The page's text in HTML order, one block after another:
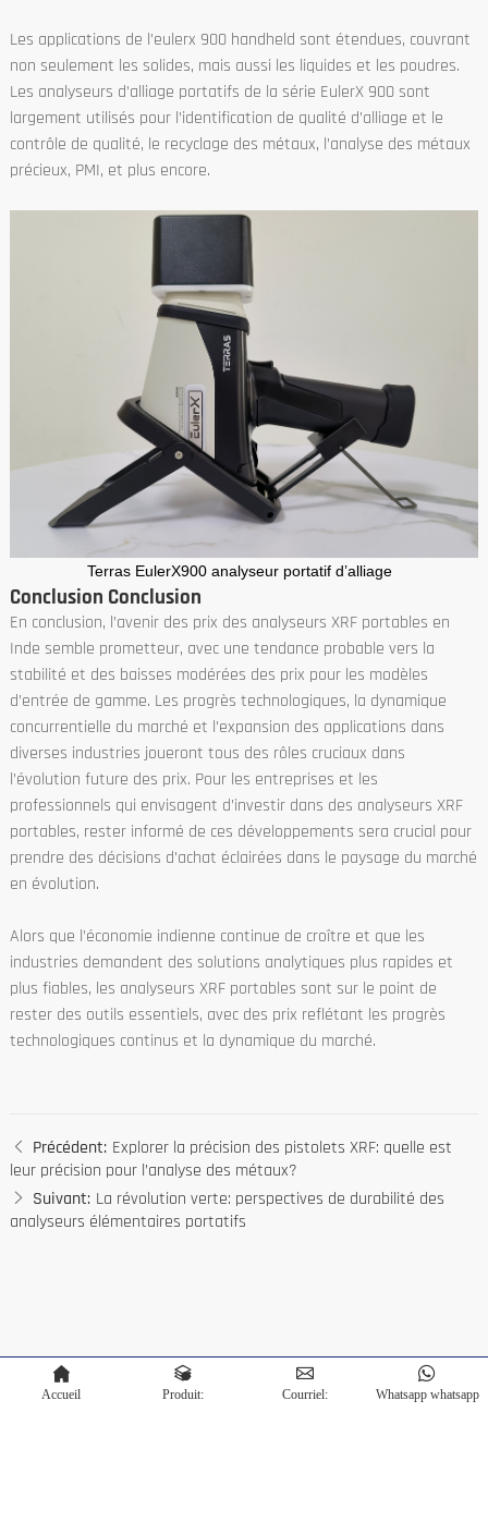
Les applications de l’eulerx 900 handheld sont étendues, couvrant
non seulement les solides, mais aussi les liquides et les poudres.
Les analyseurs d’alliage portatifs de la série EulerX 900 sont
largement utilisés pour l’identification de qualité d’alliage et le
contrôle de qualité, le recyclage des métaux, l’analyse des métaux
précieux, PMI, et plus encore.
Terras EulerX900 analyseur portatif d’alliage
Conclusion Conclusion
En conclusion, l’avenir des prix des analyseurs XRF portables en
Inde semble prometteur, avec une tendance probable vers la
stabilité et des baisses modérées des prix pour les modèles
d’entrée de gamme. Les progrès technologiques, la dynamique
concurrentielle du marché et l’expansion des applications dans
diverses industries joueront tous des rôles cruciaux dans
l’évolution future des prix. Pour les entreprises et les
professionnels qui envisagent d’investir dans des analyseurs XRF
portables, rester informé de ces développements sera crucial pour
prendre des décisions d’achat éclairées dans le paysage du marché
en évolution.
Alors que l’économie indienne continue de croître et que les
industries demandent des solutions analytiques plus rapides et
plus fiables, les analyseurs XRF portables sont sur le point de
rester des outils essentiels, avec des prix reflétant les progrès
technologiques continus et la dynamique du marché.
Précédent: Explorer la précision des pistolets XRF: quelle est
leur précision pour l’analyse des métaux?
Suivant: La révolution verte: perspectives de durabilité des
analyseurs élémentaires portatifs
Accueil Produit: Courriel: Whatsapp whatsapp